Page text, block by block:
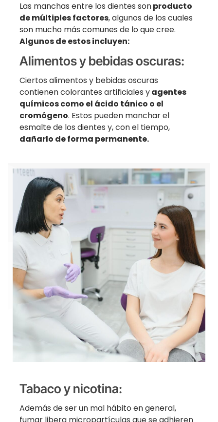
Las manchas entre los dientes sonproducto
de múltiples factores, algunos de los cuales
son mucho más comunes de lo que cree.
Algunos de estos incluyen:
Alimentos y bebidas oscuras:
Ciertos alimentos y bebidas oscuras
contienen colorantes artificiales yagentes
químicos como el ácido tánico o el
cromógeno. Estos pueden manchar el
esmalte de los dientes y, con el tiempo,
dañarlo de forma permanente.
Tabaco y nicotina:
Además de ser un mal hábito en general,